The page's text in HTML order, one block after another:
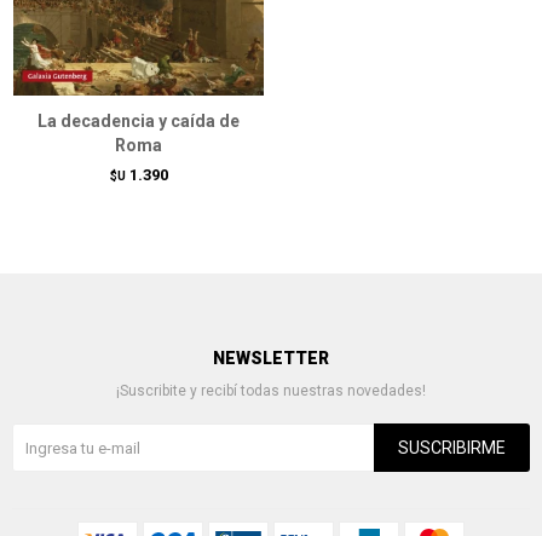
La decadencia y caída de
Roma
$U 1.390
NEWSLETTER
¡Suscribite y recibí todas nuestras novedades!
SUSCRIBIRME